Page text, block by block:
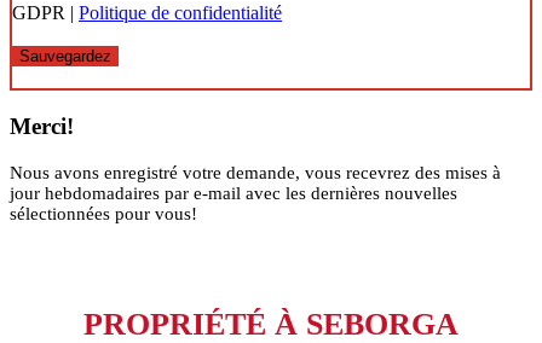
GDPR | Politique de confidentialité
Sauvegardez
Merci!
Nous avons enregistré votre demande, vous recevrez des mises à
jour hebdomadaires par e-mail avec les dernières nouvelles
sélectionnées pour vous!
PROPRIÉTÉ À SEBORGA